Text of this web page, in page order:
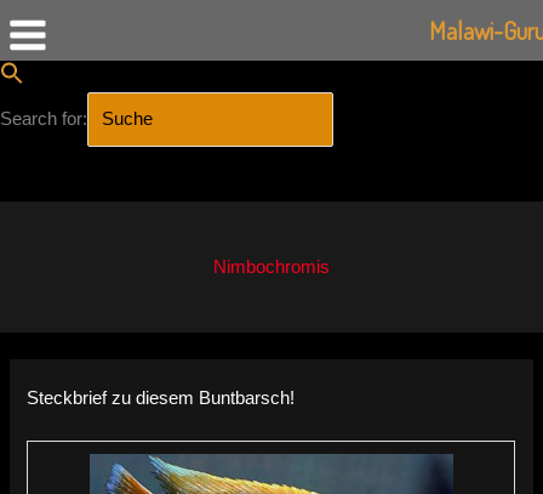
Search for:
Nimbochromis
Steckbrief zu diesem Buntbarsch!
Malawi-